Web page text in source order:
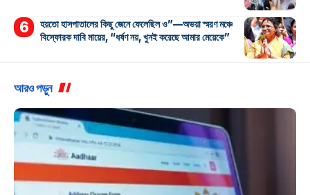
হয়তো হাসপাতালের কিছু জেনে ফেলেছিল ও”—অভয়া স্মরণ মঞ্চে
বিস্ফোরক দাবি মায়ের, “ধর্ষণ নয়, খুনই করেছে আমার মেয়েকে”
আরও পড়ুন